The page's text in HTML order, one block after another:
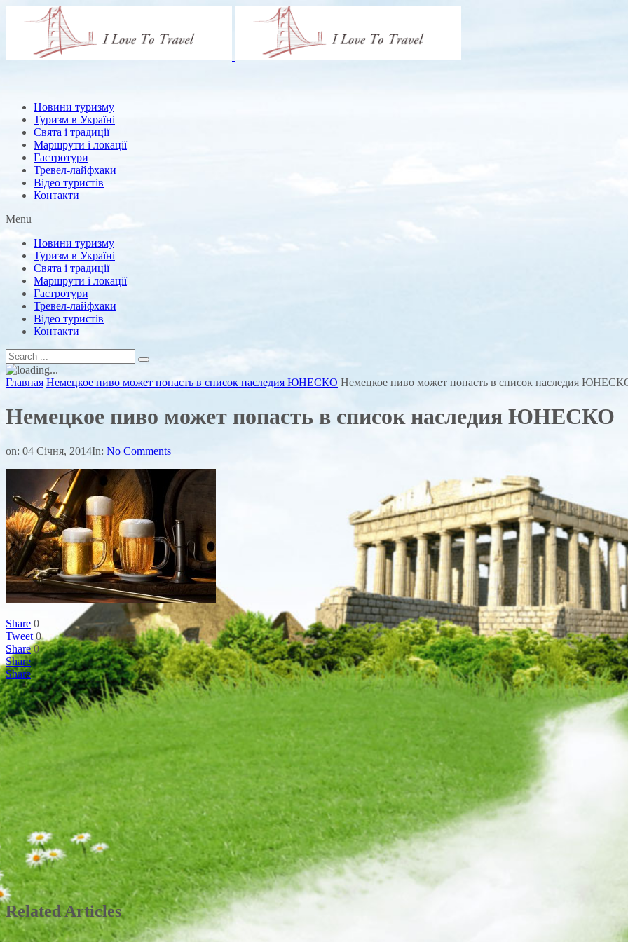
Новини туризму
Туризм в Україні
Свята і традиції
Маршрути і локації
Гастротури
Тревел-лайфхаки
Відео туристів
Контакти
Menu
Новини туризму
Туризм в Україні
Свята і традиції
Маршрути і локації
Гастротури
Тревел-лайфхаки
Відео туристів
Контакти
Главная Немецкое пиво может попасть в список наследия ЮНЕСКО Немецкое пиво может попасть в список наследия
Немецкое пиво может попасть в список наследия ЮНЕСКО
on: 04 Січня, 2014In: No Comments
Share 0
Tweet 0
Share 0
Share
Share
Related Articles